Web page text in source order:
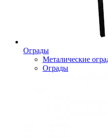
Ограды
Металические
Ограды